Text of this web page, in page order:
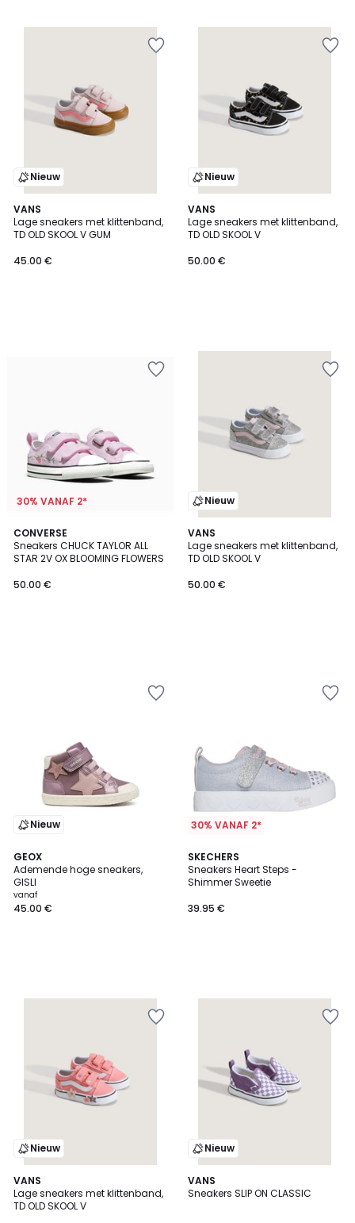
Nieuw
VANS
Lage sneakers met klittenband,
TD OLD SKOOL V GUM
45.00 €
Nieuw
VANS
Lage sneakers met klittenband,
TD OLD SKOOL V
50.00 €
30% VANAF 2*
CONVERSE
Sneakers CHUCK TAYLOR ALL
STAR 2V OX BLOOMING FLOWERS
50.00 €
Nieuw
VANS
Lage sneakers met klittenband,
TD OLD SKOOL V
50.00 €
Nieuw
GEOX
Ademende hoge sneakers,
GISLI
vanaf
45.00 €
30% VANAF 2*
SKECHERS
Sneakers Heart Steps -
Shimmer Sweetie
39.95 €
Nieuw
VANS
Lage sneakers met klittenband,
TD OLD SKOOL V
Nieuw
VANS
Sneakers SLIP ON CLASSIC